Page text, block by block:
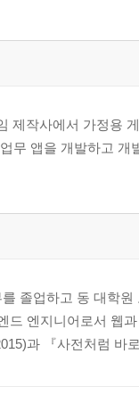
제작사에서 가정용
무 앱을 개발하고
졸업하고 동 대학
드 엔지니어로서 웹
과 『사전처럼 바